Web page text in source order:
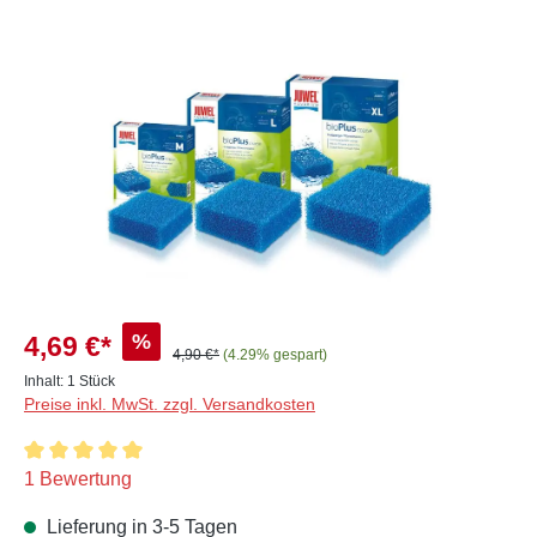
4,69 €* %
4,90 €* (4.29% gespart)
Inhalt: 1 Stück
Preise inkl. MwSt. zzgl. Versandkosten
Durchschnittliche Bewertung von 5 von 5 Sternen
1 Bewertung
Lieferung in 3-5 Tagen